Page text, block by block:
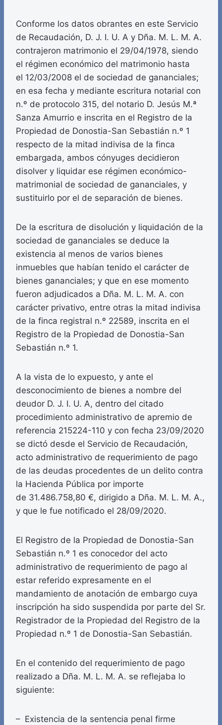
Conforme los datos obrantes en este Servicio
de Recaudación, D. J. I. U. A y Dña. M. L. M. A.
contrajeron matrimonio el 29/04/1978, siendo
el régimen económico del matrimonio hasta
el 12/03/2008 el de sociedad de gananciales;
en esa fecha y mediante escritura notarial con
n.º de protocolo 315, del notario D. Jesús M.ª
Sanza Amurrio e inscrita en el Registro de la
Propiedad de Donostia-­San Sebastián n.º 1
respecto de la mitad indivisa de la finca
embargada, ambos cónyuges decidieron
disolver y liquidar ese régimen económico-
matrimonial de sociedad de gananciales, y
sustituirlo por el de separación de bienes.
De la escritura de disolución y liquidación de la
sociedad de gananciales se deduce la
existencia al menos de varios bienes
inmuebles que habían tenido el carácter de
bienes gananciales; y que en ese momento
fueron adjudicados a Dña. M. L. M. A. con
carácter privativo, entre otras la mitad indivisa
de la finca registral n.º 22589, inscrita en el
Registro de la Propiedad de Donostia-San
Sebastián n.º 1.
A la vista de lo expuesto, y ante el
desconocimiento de bienes a nombre del
deudor D. J. I. U. A, dentro del citado
procedimiento administrativo de apremio de
referencia 215224-110 y con fecha 23/09/2020
se dictó desde el Servicio de Recaudación,
acto administrativo de requerimiento de pago
de las deudas procedentes de un delito contra
la Hacienda Pública por importe
de 31.486.758,80 €, dirigido a Dña. M. L. M. A.,
y que le fue notificado el 28/09/2020.
El Registro de la Propiedad de Donostia-San
Sebastián n.º 1 es conocedor del acto
administrativo de requerimiento de pago al
estar referido expresamente en el
mandamiento de anotación de embargo cuya
inscripción ha sido suspendida por parte del Sr.
Registrador de la Propiedad del Registro de la
Propiedad n.º 1 de Donostia-San Sebastián.
En el contenido del requerimiento de pago
realizado a Dña. M. L. M. A. se reflejaba lo
siguiente:
– Existencia de la sentencia penal firme